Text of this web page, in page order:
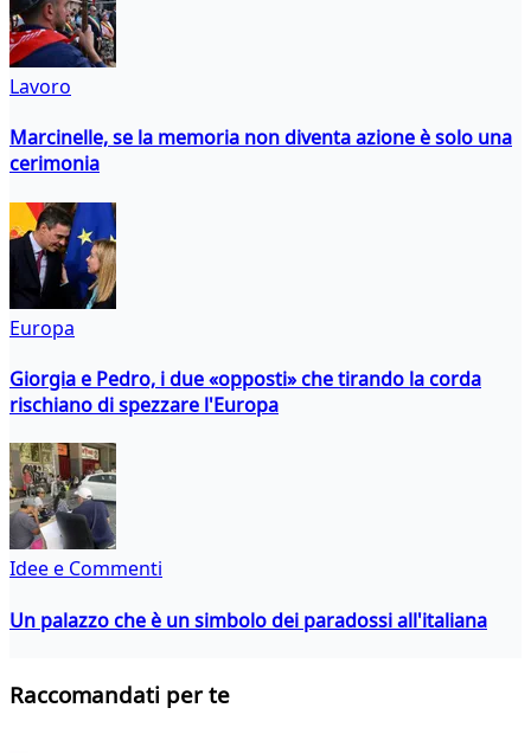
Lavoro
Marcinelle, se la memoria non diventa azione è solo una
cerimonia
Europa
Giorgia e Pedro, i due «opposti» che tirando la corda
rischiano di spezzare l'Europa
Idee e Commenti
Un palazzo che è un simbolo dei paradossi all'italiana
Raccomandati per te